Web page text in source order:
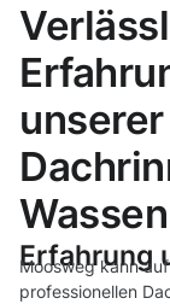
unserer
Erfahrung
Moosweg kann
professionellen